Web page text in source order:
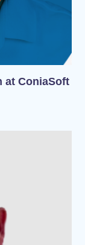
at ConiaSoft